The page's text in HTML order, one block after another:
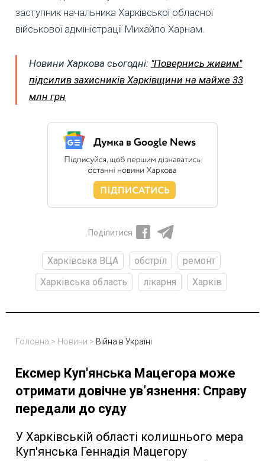
заступник начальника Харківської обласної
військової адміністрації Михайло Харнам.
Новини Харкова сьогодні: "Повернись живим"
підсилив захисників Харківщини на майже 33
млн грн
Поділитися
Харківська ВЦА обстріл
ремонт
Харківська область
лікарня Харків
Головна > Новини > Війна в Україні
Ексмер Куп'янська Мацегора може
отримати довічне ув’язнення: Справу
передали до суду
У Харківській області колишнього мера
Куп'янська Геннадія Мацегору